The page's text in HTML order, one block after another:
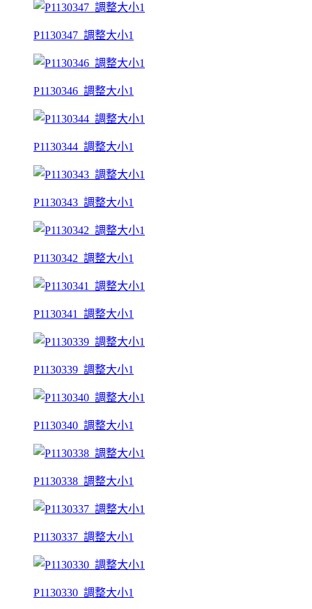
P1130347_調整大小1
P1130346_調整大小1
P1130344_調整大小1
P1130343_調整大小1
P1130342_調整大小1
P1130341_調整大小1
P1130339_調整大小1
P1130340_調整大小1
P1130338_調整大小1
P1130337_調整大小1
P1130330_調整大小1